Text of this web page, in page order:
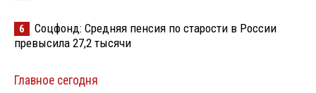
6
Соцфонд: Средняя пенсия по старости в России
превысила 27,2 тысячи
Главное сегодня